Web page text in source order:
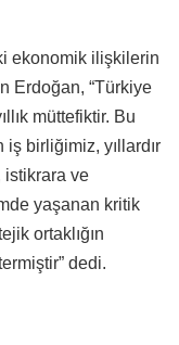
ekonomik ilişkilerin
Erdoğan, “Türkiye
müttefiktir. Bu
birliğimiz, yıllardır
istikrara ve
yaşanan kritik
ortaklığın
dedi.